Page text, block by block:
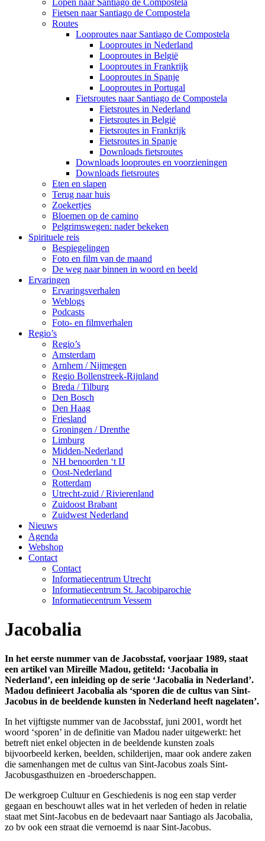
Lopen naar Santiago de Compostela
Fietsen naar Santiago de Compostela
Routes
Looproutes naar Santiago de Compostela
Looproutes in Nederland
Looproutes in België
Looproutes in Frankrijk
Looproutes in Spanje
Looproutes in Portugal
Fietsroutes naar Santiago de Compostela
Fietsroutes in Nederland
Fietsroutes in België
Fietsroutes in Frankrijk
Fietsroutes in Spanje
Downloads fietsroutes
Downloads looproutes en voorzieningen
Downloads fietsroutes
Eten en slapen
Terug naar huis
Zoekertjes
Bloemen op de camino
Pelgrimswegen: nader bekeken
Spirituele reis
Bespiegelingen
Foto en film van de maand
De weg naar binnen in woord en beeld
Ervaringen
Ervaringsverhalen
Weblogs
Podcasts
Foto- en filmverhalen
Regio’s
Regio’s
Amsterdam
Arnhem / Nijmegen
Regio Bollenstreek-Rijnland
Breda / Tilburg
Den Bosch
Den Haag
Friesland
Groningen / Drenthe
Limburg
Midden-Nederland
NH benoorden ‘t IJ
Oost-Nederland
Rotterdam
Utrecht-zuid / Rivierenland
Zuidoost Brabant
Zuidwest Nederland
Nieuws
Agenda
Webshop
Contact
Contact
Informatiecentrum Utrecht
Informatiecentrum St. Jacobiparochie
Informatiecentrum Vessem
Jacobalia
In het eerste nummer van de Jacobsstaf, voorjaar 1989, staat
een artikel van Mireille Madou, getiteld: ‘Jacobalia in
Nederland’, een inleiding op de serie ‘Jacobalia in Nederland’.
Madou definieert Jacobalia als ‘sporen die de cultus van Sint-
Jacobus in de beeldende kunsten in Nederland heeft nagelaten’.
In het vijftigste nummer van de Jacobsstaf, juni 2001, wordt het
woord ‘sporen’ in de definitie van Madou nader uitgewerkt: het
betreft niet enkel objecten in de beeldende kunsten zoals
bijvoorbeeld kerken, beelden, schilderijen, maar ook andere zaken
die samenhangen met de cultus van Sint-Jacobus zoals Sint-
Jacobusgasthuizen en -broederschappen.
De werkgroep Cultuur en Geschiedenis is nog een stap verder
gegaan en beschouwt alles wat in het verleden of heden in relatie
staat met Sint-Jacobus en de bedevaart naar Santiago als Jacobalia,
zo bv ook een straat die vernoemd is naar Sint-Jacobus.